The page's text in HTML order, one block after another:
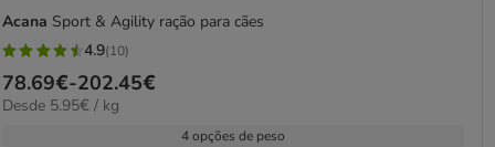
Acana Sport & Agility ração para cães
4.9
estrelas
com
4.9(10)
Preço
de
78.69€-202.45€
5.95€
Desde 5.95€ / kg
4 opções de peso